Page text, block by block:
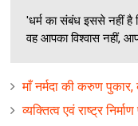
'धर्म का संबंध इससे नहीं है
वह आपका विश्वास नहीं,
माँ नर्मदा की करुण पुकार,
व्यक्तित्व एवं राष्ट्र